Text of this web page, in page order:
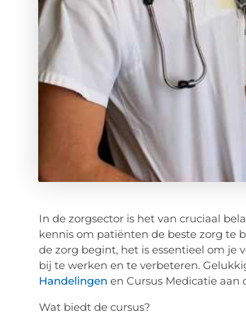
In de zorgsector is het van cruciaal
kennis om patiënten de beste zorg te
de zorg begint, het is essentieel om
bij te werken en te verbeteren.
Handelingen en Cursus Medicatie
Wat biedt de cursus?